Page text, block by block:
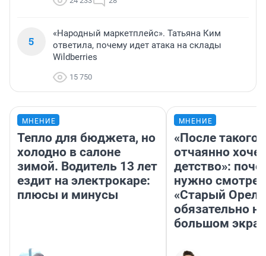
5
«Народный маркетплейс». Татьяна Ким
ответила, почему идет атака на склады
Wildberries
15 750
МНЕНИЕ
Тепло для бюджета, но
холодно в салоне
зимой. Водитель 13 лет
ездит на электрокаре:
плюсы и минусы
МНЕНИЕ
«После такого
отчаянно
детство»:
нужно
«Старый
обязательно на
большом